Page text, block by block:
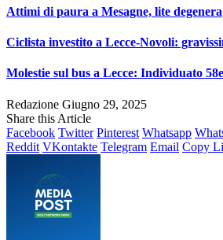
Attimi di paura a Mesagne, lite degenera
Ciclista investito a Lecce-Novoli:
Molestie sul bus a Lecce: Individuato
Redazione Giugno 29, 2025
Share this Article
Facebook Twitter Pinterest Whatsapp
Reddit VKontakte Telegram Email Copy